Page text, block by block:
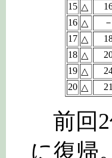
15 △
16 △ －
17 △
18 △
19 △
20 △ 21
前回2
に復帰